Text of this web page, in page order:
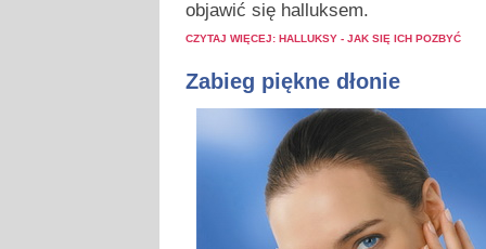
objawić się halluksem.
CZYTAJ WIĘCEJ: HALLUKSY - JAK SIĘ ICH POZBYĆ
Zabieg piękne dłonie